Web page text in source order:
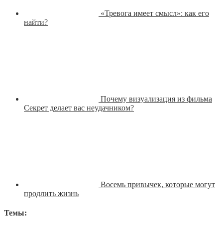
«Тревога имеет смысл»: как его
найти?
Почему визуализация из фильма
Секрет делает вас неудачником?
Восемь привычек, которые могут
продлить жизнь
Темы: